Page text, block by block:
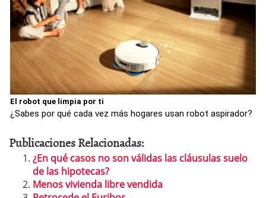
El robot que limpia por ti
¿Sabes por qué cada vez más hogares usan robot aspirador?
Publicaciones Relacionadas:
¿En qué casos no son válidas las cláusulas suelo
de las hipotecas?
Menos vivienda libre vendida